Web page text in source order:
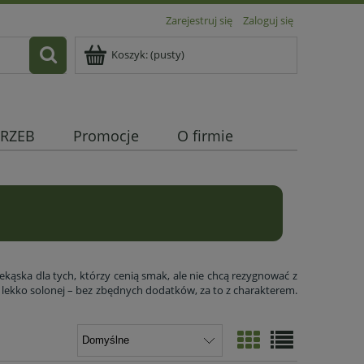
Zarejestruj się Zaloguj się
Koszyk:(pusty)
Promocje O firmie
dla tych, którzy cenią smak, ale nie chcą rezygnować z
solonej – bez zbędnych dodatków, za to z charakterem.